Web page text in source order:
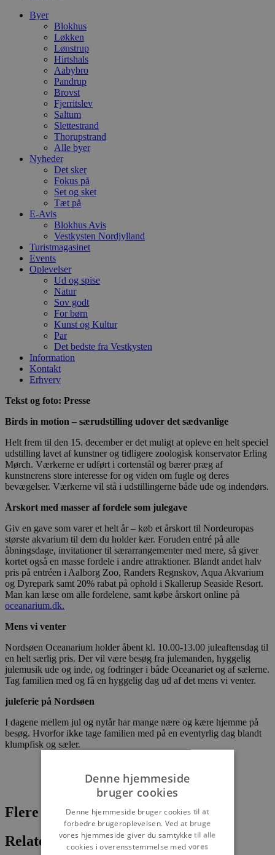
Byer
Blokhus
Løkken
Lønstrup
Hirtshals
Aabybro
Pandrup
Brovst
Fjerritslev
Saltum
Slettestrand
Thorupstrand
Alle byer
Nyheder
Det sker
Fokus på
Set og sket
Tæt på
E-Avis
Blokhus Avis
Vestkysten Nordjylland
Turistmagasinet
Events
Oplevelser
Ud og spise
Natur
Sov godt
For børn
Kunst og Kultur
Par
Det bedste fra Vestkysten
Information
Kontakt
Erhverv
Tekst og foto: Presse
Birds in motion – særudstilling udover det sædvanlige
Helt frem til den 15. december er det muligt at opleve en helt speciel
udstilling lavet af kunstner og tidligere zoologisk konservator Erling
Mørch. Værkerne er udført i cortenstål og bærer præg af
kunstnerens store interesse for og viden om fugle og deres
bevægelser. Værkerne vil stå i udstillingerne både ude og indendørs.
Årskort med masser af fordele som julegave
Giv en gave som varer et helt år – køb et årskort til Nordeuropas
største akvarium til dem du holder kær. Foruden entré på alle
åbningsdage, invitationer til særarrangementer med mere, så giver
kortet også en masse fordele i andre attraktioner. Blandt andet halv
pris på entréen i Aalborg Zoo, Randers Regnskov, Aqua Akvarium
og Dyrepark samt 20% rabat på ophold i Skallerup Seaside Resort.
Man kan læse om alle fordelene, samt købe årskort online på
oceanarium.dk.
Mens vi venter
Nordsøen Oceanarium holder åbent kl. 10.00-13.00 juleaftensdag til
en helt særlig pris. Der vil være besøg fra julemanden, hyggelig
julemusik ude og inde, og fodringer i både Oceanariet og af sælerne.
Tag familien med og få en hyggelig dag ud af det mens vi venter.
juleferie på Nordsøen
I dagene mellem jul og nytår har mange nære og kære hjemme på
besøg. Hvorfor ikke tage familien med på en eventyrlig dag blandt
klumpfisk og sæler.
Flere nyheder
Relaterede artikler
Denne hjemmeside
bruger cookies
Denne hjemmeside bruger cookies til at
forbedre brugeroplevelsen. Ved at bruge
vores hjemmeside giver du samtykke til alle
cookies i overensstemmelse med vores